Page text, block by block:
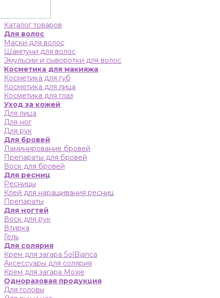
Каталог товаров
Для волос
Маски для волос
Шампуни для волос
Эмульсии и сыворотки для волос
Косметика для макияжа
Косметика для губ
Косметика для лица
Косметика для глаз
Уход за кожей
Для лица
Для ног
Для рук
Для бровей
Ламинирование бровей
Препараты для бровей
Воск для бровей
Для ресниц
Ресницы
Клей для наращивания ресниц
Препараты
Для ногтей
Воск для рук
Втирка
Гель
Для солярия
Крем для загара SolBianca
Аксессуары для солярия
Крем для загара Moxie
Одноразовая продукция
Для головы